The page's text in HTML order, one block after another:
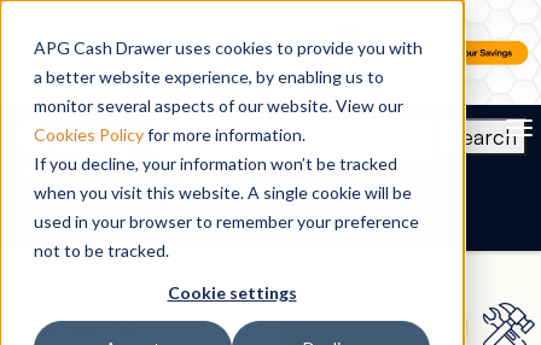
APG Cash Drawer uses cookies to provide you with
a better website experience, by enabling us to
monitor several aspects of our website. View our
Cookies Policyfor more information.
If you decline, your information won’t be tracked
when you visit this website. A single cookie will be
used in your browser to remember your preference
not to be tracked.
Cookie settings
Search
FR